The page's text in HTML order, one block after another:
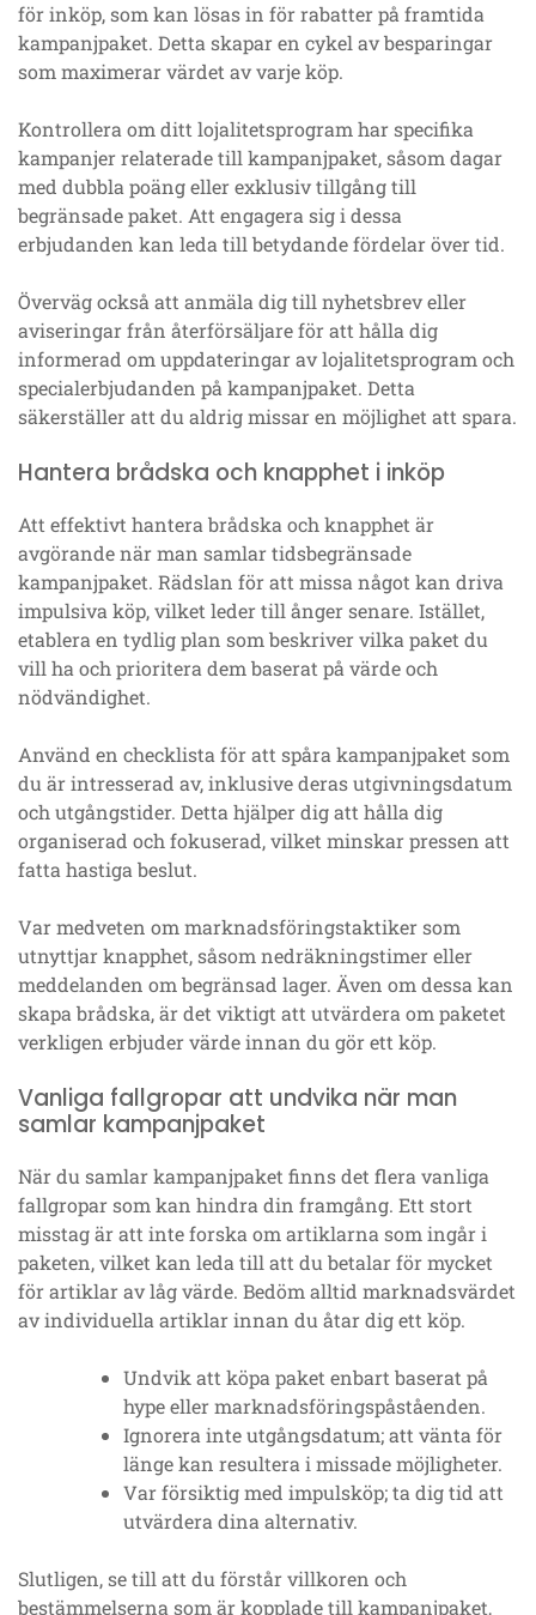
för inköp, som kan lösas in för rabatter på framtida
kampanjpaket. Detta skapar en cykel av besparingar
som maximerar värdet av varje köp.
Kontrollera om ditt lojalitetsprogram har specifika
kampanjer relaterade till kampanjpaket, såsom dagar
med dubbla poäng eller exklusiv tillgång till
begränsade paket. Att engagera sig i dessa
erbjudanden kan leda till betydande fördelar över tid.
Överväg också att anmäla dig till nyhetsbrev eller
aviseringar från återförsäljare för att hålla dig
informerad om uppdateringar av lojalitetsprogram och
specialerbjudanden på kampanjpaket. Detta
säkerställer att du aldrig missar en möjlighet att spara.
Hantera brådska och knapphet i inköp
Att effektivt hantera brådska och knapphet är
avgörande när man samlar tidsbegränsade
kampanjpaket. Rädslan för att missa något kan driva
impulsiva köp, vilket leder till ånger senare. Istället,
etablera en tydlig plan som beskriver vilka paket du
vill ha och prioritera dem baserat på värde och
nödvändighet.
Använd en checklista för att spåra kampanjpaket som
du är intresserad av, inklusive deras utgivningsdatum
och utgångstider. Detta hjälper dig att hålla dig
organiserad och fokuserad, vilket minskar pressen att
fatta hastiga beslut.
Var medveten om marknadsföringstaktiker som
utnyttjar knapphet, såsom nedräkningstimer eller
meddelanden om begränsad lager. Även om dessa kan
skapa brådska, är det viktigt att utvärdera om paketet
verkligen erbjuder värde innan du gör ett köp.
Vanliga fallgropar att undvika när man
samlar kampanjpaket
När du samlar kampanjpaket finns det flera vanliga
fallgropar som kan hindra din framgång. Ett stort
misstag är att inte forska om artiklarna som ingår i
paketen, vilket kan leda till att du betalar för mycket
för artiklar av låg värde. Bedöm alltid marknadsvärdet
av individuella artiklar innan du åtar dig ett köp.
Undvik att köpa paket enbart baserat på
hype eller marknadsföringspåståenden.
Ignorera inte utgångsdatum; att vänta för
länge kan resultera i missade möjligheter.
Var försiktig med impulsköp; ta dig tid att
utvärdera dina alternativ.
Slutligen, se till att du förstår villkoren och
bestämmelserna som är kopplade till kampanjpaket,